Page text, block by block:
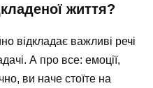
життя?
відкладає важливі речі
А про все: емоції,
ви наче стоїте на